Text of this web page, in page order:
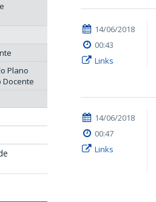
Plano
Docente
14/06/2018
00:43
Links
14/06/2018
00:47
Links